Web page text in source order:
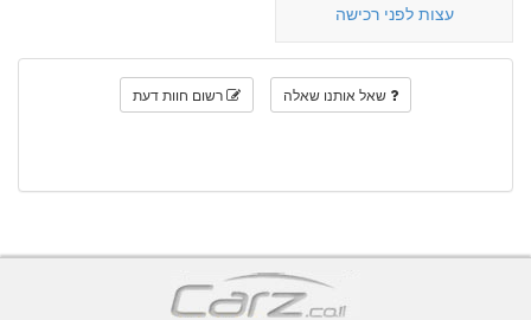
עצות לפני רכישה
שאל אותנו שאלה רשום חוות דעת